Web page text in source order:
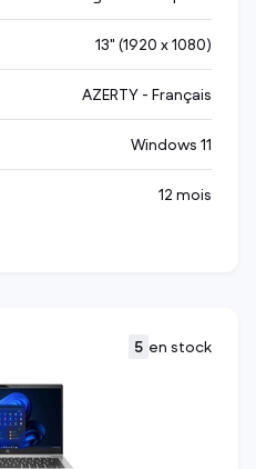
13" (1920 x 1080)
AZERTY - Français
Windows 11
12 mois
5 en stock